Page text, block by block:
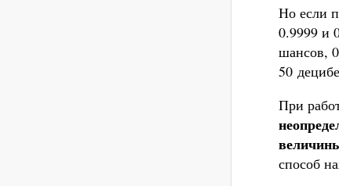
Но если
0.9999 и
шансов,
50
При
способ